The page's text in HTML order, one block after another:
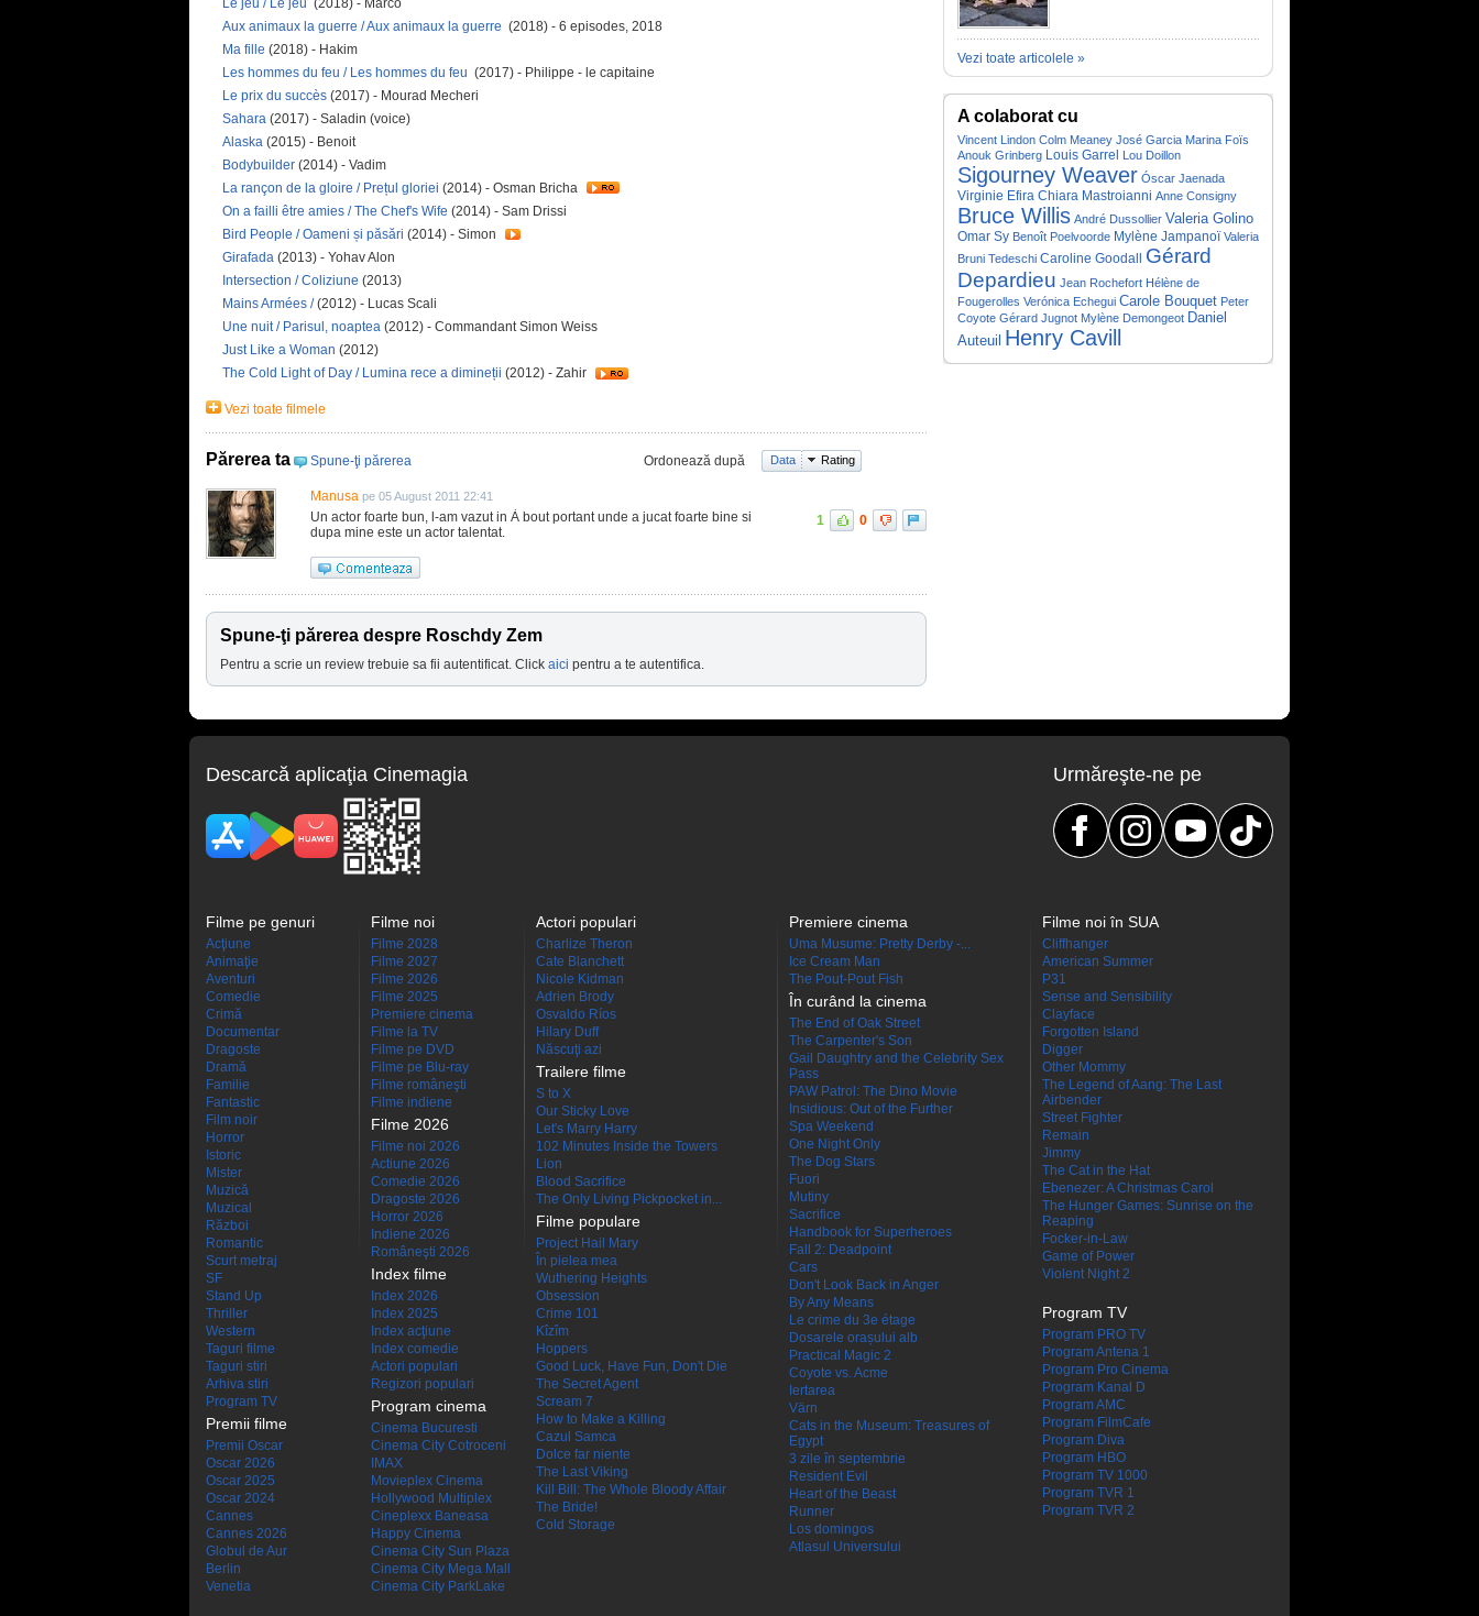
Le jeu / Le jeu (2018) - Marco
Aux animaux la guerre / Aux animaux la guerre (2018) - 6 episodes, 2018
Ma fille (2018) - Hakim
Les hommes du feu / Les hommes du feu (2017) - Philippe - le capitaine
Le prix du succès (2017) - Mourad Mecheri
Sahara (2017) - Saladin (voice)
Alaska (2015) - Benoit
Bodybuilder (2014) - Vadim
La rançon de la gloire / Prețul gloriei (2014) - Osman Bricha
On a failli être amies / The Chef's Wife (2014) - Sam Drissi
Bird People / Oameni și păsări (2014) - Simon
Girafada (2013) - Yohav Alon
Intersection / Coliziune (2013)
Mains Armées /(2012) - Lucas Scali
Une nuit / Parisul, noaptea (2012) - Commandant Simon Weiss
Just Like a Woman (2012)
The Cold Light of Day / Lumina rece a dimineții (2012) - Zahir
Vezi toate filmele
Părerea ta Spune-ţi părerea Ordonează după Data Rating
Manusa pe 05 August 2011 22:41
Un actor foarte bun, l-am vazut in À bout portant unde a jucat foarte bine si
dupa mine este un actor talentat.
1 0
Spune-ţi părerea despre Roschdy Zem
Pentru a scrie un review trebuie sa fii autentificat. Click aici pentru a te autentifica.
Vezi toate articolele »
A colaborat cu
Vincent Lindon Colm Meaney José Garcia Marina Foïs
Anouk Grinberg Louis Garrel Lou Doillon
Sigourney Weaver Óscar Jaenada
Virginie Efira Chiara Mastroianni Anne Consigny
Bruce Willis André Dussollier Valeria Golino
Omar Sy Benoît Poelvoorde Mylène Jampanoï Valeria
Bruni Tedeschi Caroline Goodall Gérard
Depardieu Jean Rochefort Hélène de
Fougerolles Verónica Echegui Carole Bouquet Peter
Coyote Gérard Jugnot Mylène Demongeot Daniel
Auteuil Henry Cavill
Descarcă aplicaţia Cinemagia Urmăreşte-ne pe
Filme pe genuri
Acţiune
Animaţie
Aventuri
Comedie
Crimă
Documentar
Dragoste
Dramă
Familie
Fantastic
Film noir
Horror
Istoric
Mister
Muzică
Muzical
Război
Romantic
Scurt metraj
SF
Stand Up
Thriller
Western
Taguri filme
Taguri stiri
Arhiva stiri
Program TV
Premii filme
Premii Oscar
Oscar 2026
Oscar 2025
Oscar 2024
Cannes
Cannes 2026
Globul de Aur
Berlin
Venetia
Filme noi
Filme 2028
Filme 2027
Filme 2026
Filme 2025
Premiere cinema
Filme la TV
Filme pe DVD
Filme pe Blu-ray
Filme româneşti
Filme indiene
Filme 2026
Filme noi 2026
Actiune 2026
Comedie 2026
Dragoste 2026
Horror 2026
Indiene 2026
Româneşti 2026
Index filme
Index 2026
Index 2025
Index acţiune
Index comedie
Actori populari
Regizori populari
Program cinema
Cinema Bucuresti
Cinema City Cotroceni
IMAX
Movieplex Cinema
Hollywood Multiplex
Cineplexx Baneasa
Happy Cinema
Cinema City Sun Plaza
Cinema City Mega Mall
Cinema City ParkLake
Actori populari
Charlize Theron
Cate Blanchett
Nicole Kidman
Adrien Brody
Osvaldo Ríos
Hilary Duff
Născuţi azi
Trailere filme
S to X
Our Sticky Love
Let's Marry Harry
102 Minutes Inside the Towers
Lion
Blood Sacrifice
The Only Living Pickpocket in...
Filme populare
Project Hail Mary
În pielea mea
Wuthering Heights
Obsession
Crime 101
Kîzîm
Hoppers
Good Luck, Have Fun, Don't Die
The Secret Agent
Scream 7
How to Make a Killing
Cazul Samca
Dolce far niente
The Last Viking
Kill Bill: The Whole Bloody Affair
The Bride!
Cold Storage
Premiere cinema
Uma Musume: Pretty Derby -...
Ice Cream Man
The Pout-Pout Fish
În curând la cinema
The End of Oak Street
The Carpenter's Son
Gail Daughtry and the Celebrity Sex
Pass
PAW Patrol: The Dino Movie
Insidious: Out of the Further
Spa Weekend
One Night Only
The Dog Stars
Fuori
Mutiny
Sacrifice
Handbook for Superheroes
Fall 2: Deadpoint
Cars
Don't Look Back in Anger
By Any Means
Le crime du 3e étage
Dosarele orașului alb
Practical Magic 2
Coyote vs. Acme
Iertarea
Värn
Cats in the Museum: Treasures of
Egypt
3 zile în septembrie
Resident Evil
Heart of the Beast
Runner
Los domingos
Atlasul Universului
Filme noi în SUA
Cliffhanger
American Summer
P31
Sense and Sensibility
Clayface
Forgotten Island
Digger
Other Mommy
The Legend of Aang: The Last
Airbender
Street Fighter
Remain
Jimmy
The Cat in the Hat
Ebenezer: A Christmas Carol
The Hunger Games: Sunrise on the
Reaping
Focker-in-Law
Game of Power
Violent Night 2
Program TV
Program PRO TV
Program Antena 1
Program Pro Cinema
Program Kanal D
Program AMC
Program FilmCafe
Program Diva
Program HBO
Program TV 1000
Program TVR 1
Program TVR 2